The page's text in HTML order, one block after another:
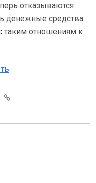
отказываются
денежные средства.
таким отношениям к